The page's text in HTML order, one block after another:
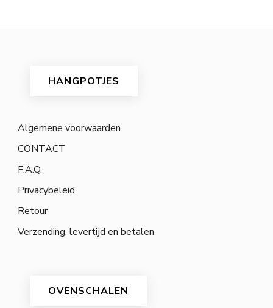
HANGPOTJES
Algemene voorwaarden
CONTACT
F.A.Q.
Privacybeleid
Retour
Verzending, levertijd en betalen
OVENSCHALEN